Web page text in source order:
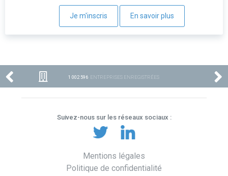
Je m'inscris En savoir plus
1 002 596 ENTREPRISES ENREGISTRÉES
Suivez-nous sur les réseaux sociaux :
Mentions légales
Politique de confidentialité